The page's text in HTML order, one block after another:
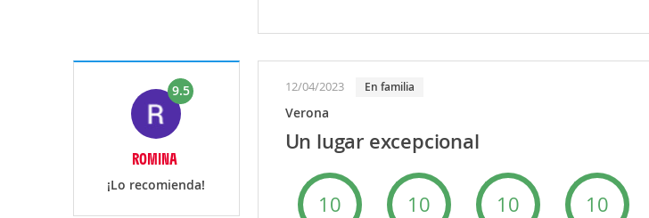
9.5
ROMINA
¡Lo recomienda!
12/04/2023 En familia
Verona
Un lugar excepcional
10 10 10 10